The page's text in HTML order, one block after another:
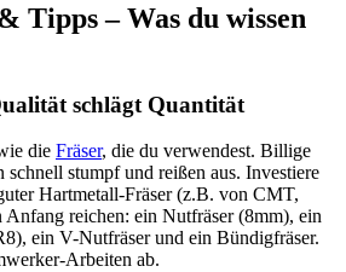
Tipps – Was du wissen
schlägt Quantität
die Fräser, die du verwendest. Billige
schnell stumpf und reißen aus. Investiere
Hartmetall-Fräser (z.B. von CMT,
Anfang reichen: ein Nutfräser (8mm), ein
ein V-Nutfräser und ein Bündigfräser.
Arbeiten ab.